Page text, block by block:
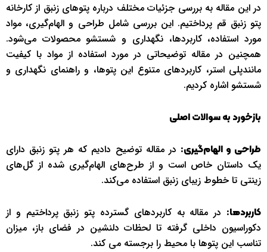
در این مقاله به بررسی جزئیات مختلف درباره پتوهای زنبق از کارخانه
پتو زنبق قم پرداختیم. این بررسی شامل طراحی و الهام‌گیری، مواد
مورد استفاده، کاربردها، نگهداری و شستشو محصولات می‌شود.
همچنین در مقاله توضیحاتی در مورد استفاده از مواد با کیفیت
مانندپلی استر، کاربردهای متنوع این پتوها، و راهنمای نگهداری و
شستشو اشاره کردیم.
بازخورد به سوالات اصلی
طراحی و الهام‌گیری: در مقاله توضیح دادیم که هر پتو زنبق دارای
یک داستان خاص است و از طرح‌های الهام‌گیری شده از گل‌های
زینتی تا خطوط زیبای زنبق استفاده می‌کند.
کاربردها: در مقاله به کاربردهای گسترده پتو زنبق پرداختیم و از
دکوراسیون داخلی گرفته تا لحظات دلنشین در فضای باز، میزان
تناسب این پتوها با محیط را برجسته می کند.